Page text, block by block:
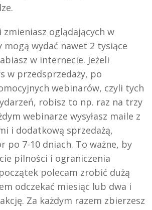
zmieniasz oglądających w
wydać nawet 2 tysiące
w internecie. Jeżeli
w przedsprzedaży, po
webinarów, czyli tych
robisz to np. raz na trzy
webinarze wysyłasz maile z
i dodatkową sprzedażą,
po 7-10 dniach. To ważne, by
pilności i ograniczenia
polecam zrobić dużą
odczekać miesiąc lub dwa i
Za każdym razem zbierzesz